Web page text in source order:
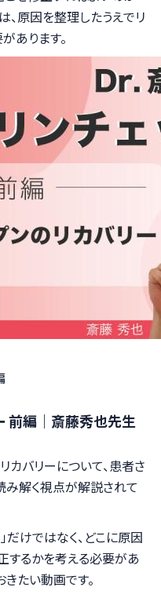
、原因を整理したうえでリ
あります。
前編｜斎藤秀也先生
カバリーについて、患者さ
解く視点が解説されて
だけではなく、どこに原因
するかを考える必要があ
きたい動画です。